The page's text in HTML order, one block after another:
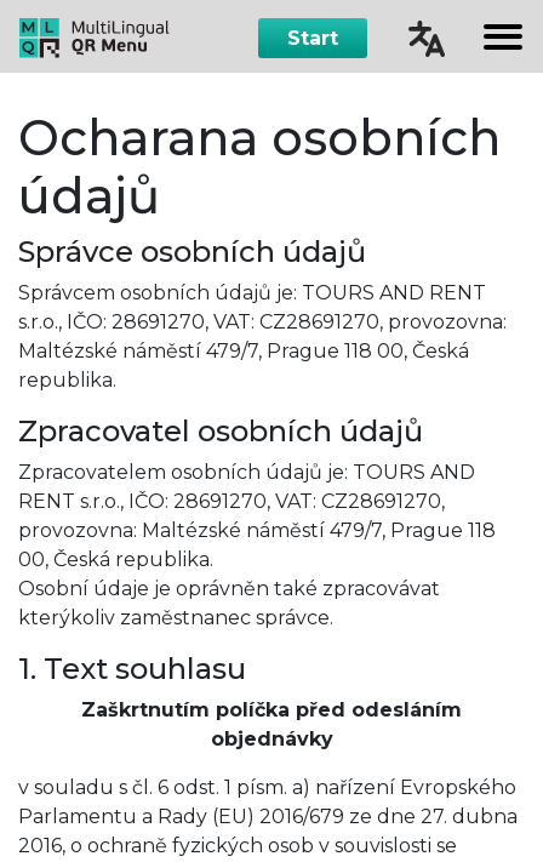
Start
English
Ocharana osobních
údajů
Správce osobních údajů
Správcem osobních údajů je: TOURS AND RENT
s.r.o., IČO: 28691270, VAT: CZ28691270, provozovna:
Maltézské náměstí 479/7, Prague 118 00, Česká
republika.
Zpracovatel osobních údajů
Zpracovatelem osobních údajů je: TOURS AND
RENT s.r.o., IČO: 28691270, VAT: CZ28691270,
provozovna: Maltézské náměstí 479/7, Prague 118
00, Česká republika.
Osobní údaje je oprávněn také zpracovávat
kterýkoliv zaměstnanec správce.
1. Text souhlasu
Zaškrtnutím políčka před odesláním
objednávky
v souladu s čl. 6 odst. 1 písm. a) nařízení Evropského
Parlamentu a Rady (EU) 2016/679 ze dne 27. dubna
2016, o ochraně fyzických osob v souvislosti se